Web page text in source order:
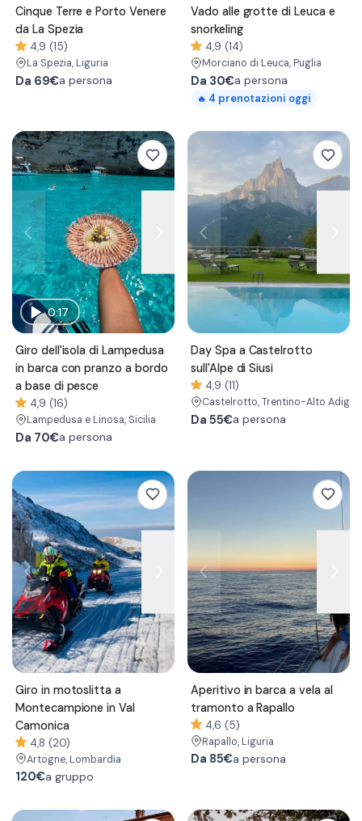
Cinque Terre e Porto Venere
da La Spezia
4,9 (15)
La Spezia, Liguria
Da 69€a persona
Vado alle grotte di Leuca e
snorkeling
4,9 (14)
Morciano di Leuca, Puglia
Da 30€a persona
🔥 4 prenotazioni oggi
0:17
Giro dell'isola di Lampedusa
in barca con pranzo a bordo
a base di pesce
4,9 (16)
Lampedusa e Linosa, Sicilia
Da 70€a persona
Day Spa a Castelrotto
sull'Alpe di Siusi
4,9 (11)
Castelrotto, Trentino-Alto Adige
Da 55€a persona
Giro in motoslitta a
Montecampione in Val
Camonica
4,8 (20)
Artogne, Lombardia
120€a gruppo
Aperitivo in barca a vela al
tramonto a Rapallo
4,6 (5)
Rapallo, Liguria
Da 85€a persona